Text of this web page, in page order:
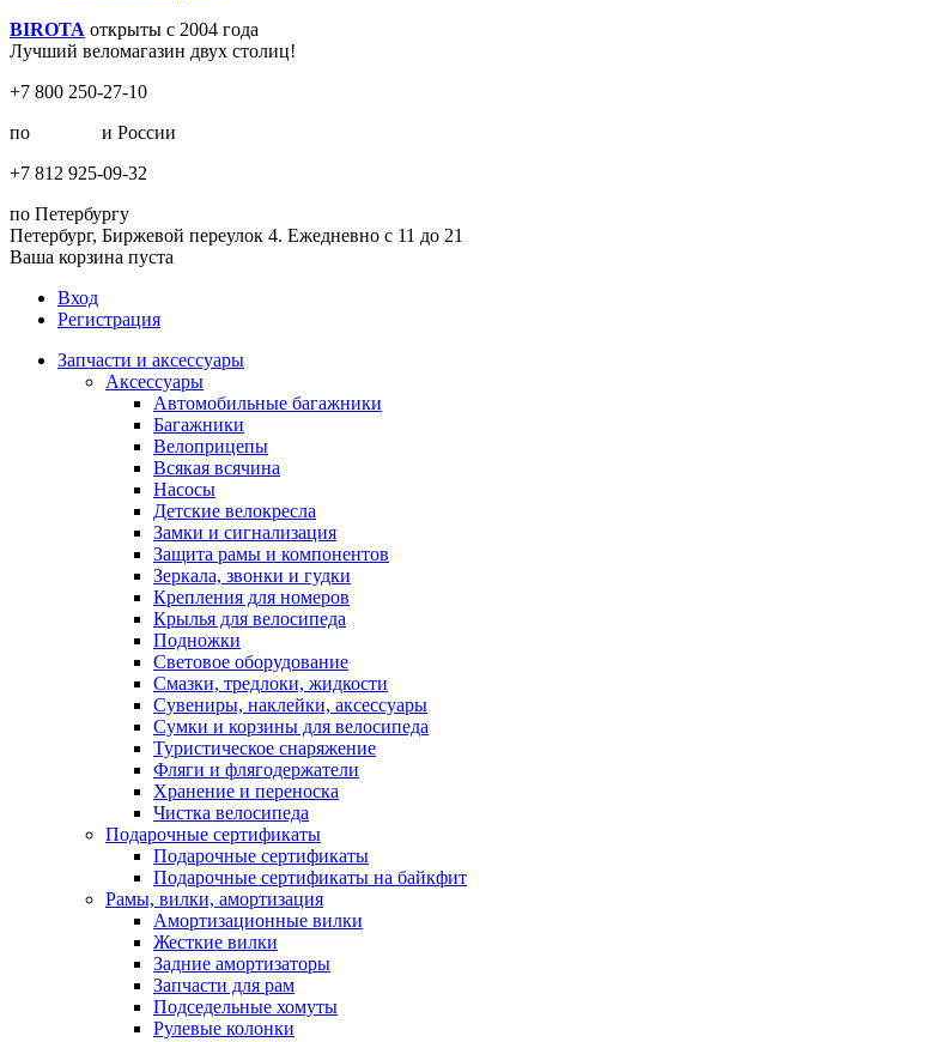
BIROTA открыты с 2004 года
Лучший веломагазин двух столиц!
+7 800 250-27-10
по
и России
+7 812 925-09-32
по Петербургу
Петербург, Биржевой переулок 4. Ежедневно с 11 до 21
Ваша корзина пуста
Вход
Регистрация
Запчасти и аксессуары
Аксессуары
Автомобильные багажники
Багажники
Велоприцепы
Всякая всячина
Насосы
Детские велокресла
Замки и сигнализация
Защита рамы и компонентов
Зеркала, звонки и гудки
Крепления для номеров
Крылья для велосипеда
Подножки
Световое оборудование
Смазки, тредлоки, жидкости
Сувениры, наклейки, аксессуары
Сумки и корзины для велосипеда
Туристическое снаряжение
Фляги и флягодержатели
Хранение и переноска
Чистка велосипеда
Подарочные сертификаты
Подарочные сертификаты
Подарочные сертификаты на байкфит
Рамы, вилки, амортизация
Амортизационные вилки
Жесткие вилки
Задние амортизаторы
Запчасти для рам
Подседельные хомуты
Рулевые колонки